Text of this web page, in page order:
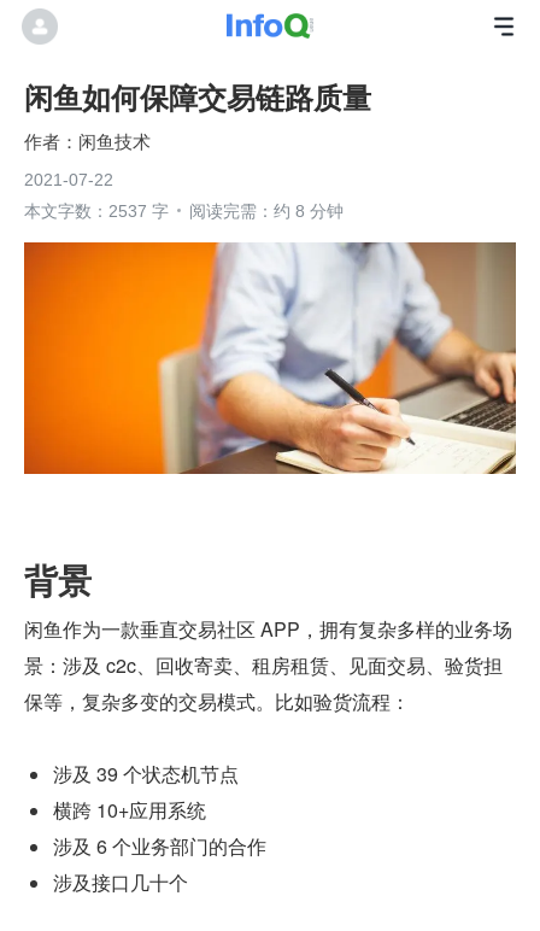
闲鱼如何保障交易链路质量
闲鱼技术
2021-07-22
本文字数：2537 字
阅读完需：约 8 分钟
背景
闲鱼作为一款垂直交易社区 APP，拥有复杂多样的业务场
景：涉及 c2c、回收寄卖、租房租赁、见面交易、验货担
保等，复杂多变的交易模式。比如验货流程：
涉及 39 个状态机节点
横跨 10+应用系统
涉及 6 个业务部门的合作
涉及接口几十个